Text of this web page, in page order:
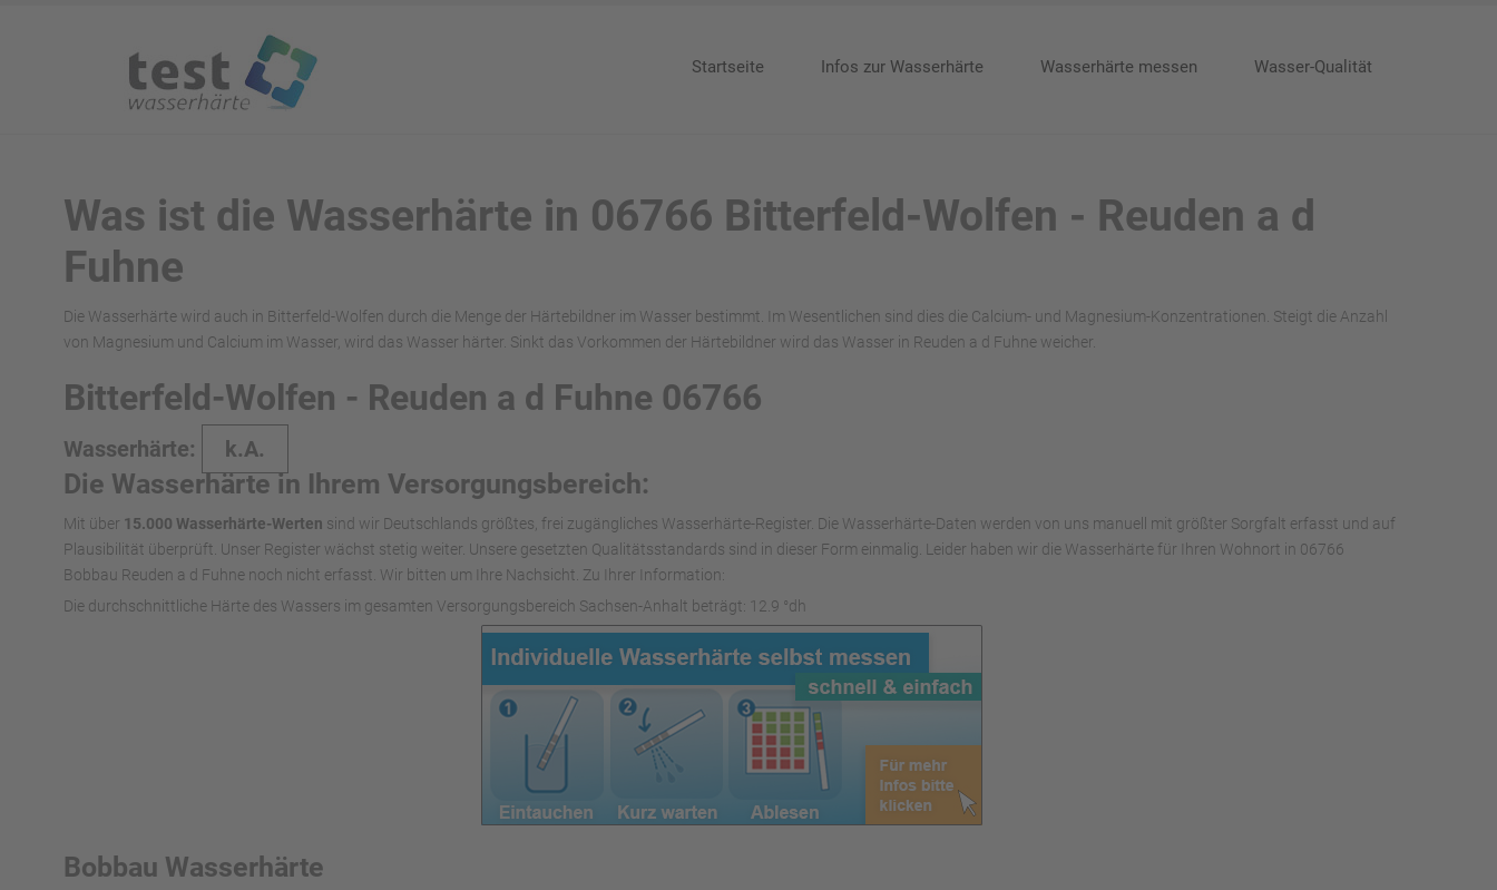
Startseite Infos zur Wasserhärte Wasserhärte messen Wasser-Qualität
Was ist die Wasserhärte in 06766 Bitterfeld-Wolfen - Reuden a d
Fuhne
Die Wasserhärte wird auch in Bitterfeld-Wolfen durch die Menge der Härtebildner im Wasser bestimmt. Im Wesentlichen sind dies die Calcium- und Magnesium-Konzentrationen. Steigt die Anzahl
von Magnesium und Calcium im Wasser, wird das Wasser härter. Sinkt das Vorkommen der Härtebildner wird das Wasser in Reuden a d Fuhne weicher.
Bitterfeld-Wolfen - Reuden a d Fuhne 06766
Wasserhärte: k.A.
Die Wasserhärte in Ihrem Versorgungsbereich:
Mit über 15.000 Wasserhärte-Werten sind wir Deutschlands größtes, frei zugängliches Wasserhärte-Register. Die Wasserhärte-Daten werden von uns manuell mit größter Sorgfalt erfasst und auf
Plausibilität überprüft. Unser Register wächst stetig weiter. Unsere gesetzten Qualitätsstandards sind in dieser Form einmalig. Leider haben wir die Wasserhärte für Ihren Wohnort in 06766
Bobbau Reuden a d Fuhne noch nicht erfasst. Wir bitten um Ihre Nachsicht. Zu Ihrer Information:
Die durchschnittliche Härte des Wassers im gesamten Versorgungsbereich Sachsen-Anhalt beträgt: 12.9 °dh
Bobbau Wasserhärte